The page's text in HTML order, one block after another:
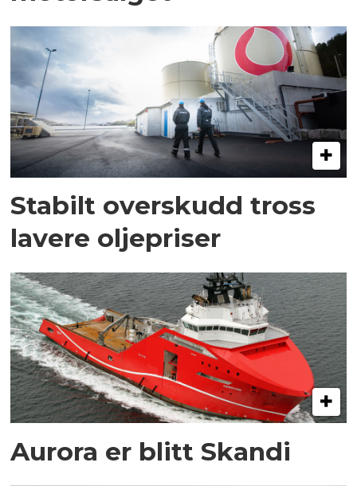
Stabilt overskudd tross
lavere oljepriser
Aurora er blitt Skandi